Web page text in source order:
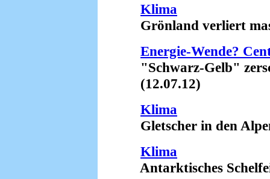
Klima
Grönland verliert
Energie-Wende?
"Schwarz-Gelb"
(12.07.12)
Klima
Gletscher in den
Klima
Antarktisches